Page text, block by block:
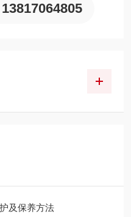
13817064805
及保养方法